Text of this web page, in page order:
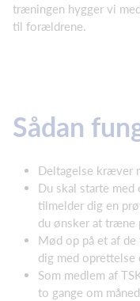
træningen hygger vi
til forældrene.
Sådan
Deltagelse kræver
Du skal starte
tilmelder dig en
du ønsker at træne
Mød op på et af
dig med oprettelse
Som medlem af
to gange om